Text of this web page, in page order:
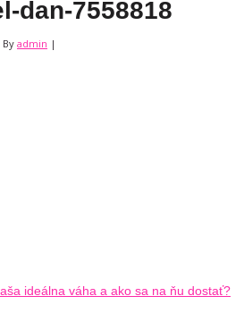
dan-7558818
By admin |
ideálna váha a ako sa na ňu dostať?